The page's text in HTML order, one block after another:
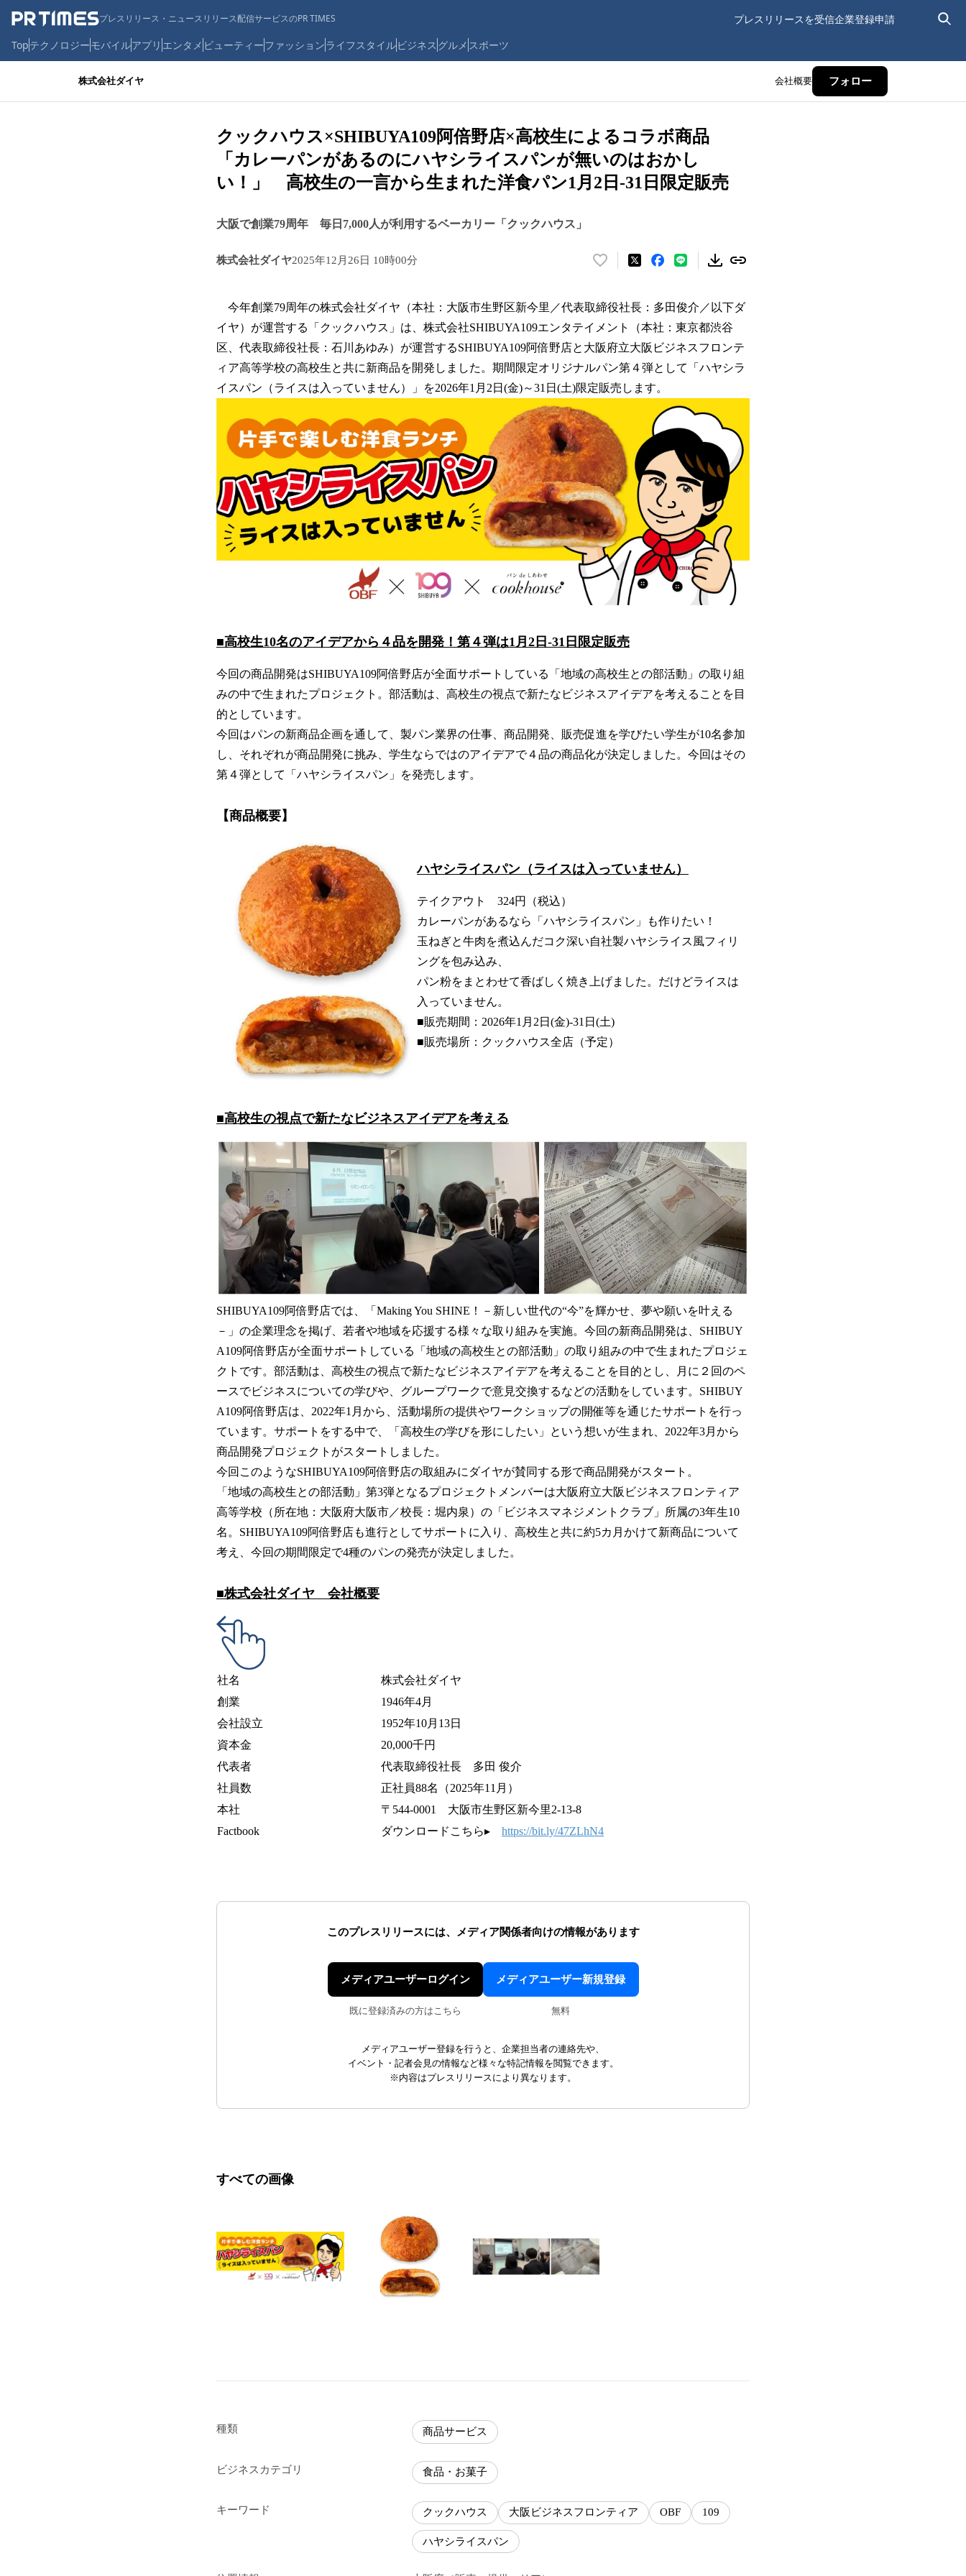
プレスリリース・ニュースリリース配信サービスのPR TIMES プレスリリースを受信企業登録申請
Topテクノロジーモバイルアプリ エンタメ ビューティーファッションライフスタイルビジネス グルメ スポーツ
株式会社ダイヤ 会社概要 フォロー
クックハウス×SHIBUYA109阿倍野店×高校生によるコラボ商品
「カレーパンがあるのにハヤシライスパンが無いのはおかし
い！」 高校生の一言から生まれた洋食パン1月2日-31日限定販売
大阪で創業79周年 毎日7,000人が利用するベーカリー「クックハウス」
株式会社ダイヤ2025年12月26日 10時00分
い
！
数
を
み
込
中
で
す
今年創業79周年の株式会社ダイヤ（本社：大阪市生野区新今里／代表取締役社長：多田俊介／以下ダ
イヤ）が運営する「クックハウス」は、株式会社SHIBUYA109エンタテイメント（本社：東京都渋谷
区、代表取締役社長：石川あゆみ）が運営するSHIBUYA109阿倍野店と大阪府立大阪ビジネスフロンテ
ィア高等学校の高校生と共に新商品を開発しました。期間限定オリジナルパン第４弾として「ハヤシラ
イスパン（ライスは入っていません）」を2026年1月2日(金)～31日(土)限定販売します。
■高校生10名のアイデアから４品を開発！第４弾は1月2日-31日限定販売
今回の商品開発はSHIBUYA109阿倍野店が全面サポートしている「地域の高校生との部活動」の取り組
みの中で生まれたプロジェクト。部活動は、高校生の視点で新たなビジネスアイデアを考えることを目
的としています。
今回はパンの新商品企画を通して、製パン業界の仕事、商品開発、販売促進を学びたい学生が10名参加
し、それぞれが商品開発に挑み、学生ならではのアイデアで４品の商品化が決定しました。今回はその
第４弾として「ハヤシライスパン」を発売します。
【商品概要】
ハヤシライスパン（ライスは入っていません）
テイクアウト 324円（税込）
カレーパンがあるなら「ハヤシライスパン」も作りたい！
玉ねぎと牛肉を煮込んだコク深い自社製ハヤシライス風フィリ
ングを包み込み、
パン粉をまとわせて香ばしく焼き上げました。だけどライスは
入っていません。
■販売期間：2026年1月2日(金)-31日(土)
■販売場所：クックハウス全店（予定）
■高校生の視点で新たなビジネスアイデアを考える
SHIBUYA109阿倍野店では、「Making You SHINE！－新しい世代の“今”を輝かせ、夢や願いを叶える
－」の企業理念を掲げ、若者や地域を応援する様々な取り組みを実施。今回の新商品開発は、SHIBUY
A109阿倍野店が全面サポートしている「地域の高校生との部活動」の取り組みの中で生まれたプロジェ
クトです。部活動は、高校生の視点で新たなビジネスアイデアを考えることを目的とし、月に２回のペ
ースでビジネスについての学びや、グループワークで意見交換するなどの活動をしています。SHIBUY
A109阿倍野店は、2022年1月から、活動場所の提供やワークショップの開催等を通じたサポートを行っ
ています。サポートをする中で、「高校生の学びを形にしたい」という想いが生まれ、2022年3月から
商品開発プロジェクトがスタートしました。
今回このようなSHIBUYA109阿倍野店の取組みにダイヤが賛同する形で商品開発がスタート。
「地域の高校生との部活動」第3弾となるプロジェクトメンバーは大阪府立大阪ビジネスフロンティア
高等学校（所在地：大阪府大阪市／校長：堀内泉）の「ビジネスマネジメントクラブ」所属の3年生10
名。SHIBUYA109阿倍野店も進行としてサポートに入り、高校生と共に約5カ月かけて新商品について
考え、今回の期間限定で4種のパンの発売が決定しました。
■株式会社ダイヤ 会社概要
社名
株式会社ダイヤ
創業
1946年4月
会社設立
1952年10月13日
資本金
20,000千円
代表者
代表取締役社長 多田 俊介
社員数
正社員88名（2025年11月）
本社
〒544-0001 大阪市生野区新今里2-13-8
Factbook
ダウンロードこちら▸ https://bit.ly/47ZLhN4
このプレスリリースには、 メディア関係者向けの情報があります
メディアユーザーログイン
既に登録済みの方はこちら
メディアユーザー新規登録
無料
メディアユーザー登録を行うと、企業担当者の連絡先や、
イベント・記者会見の情報など様々な特記情報を閲覧できます。
※内容はプレスリリースにより異なります。
すべての画像
種類 商品サービス
ビジネスカテゴリ 食品・お菓子
キーワード クックハウス 大阪ビジネスフロンティア OBF 109
ハヤシライスパン